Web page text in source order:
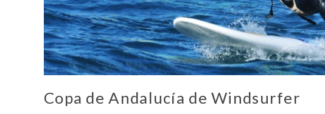
Copa de Andalucía de Windsurfer